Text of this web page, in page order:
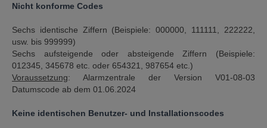
Nicht konforme Codes
Sechs identische Ziffern (Beispiele: 000000, 111111, 222222,
usw. bis 999999)
Sechs aufsteigende oder absteigende Ziffern (Beispiele:
012345, 345678 etc. oder 654321, 987654 etc.)
Voraussetzung: Alarmzentrale der Version V01-08-03
Datumscode ab dem 01.06.2024
Keine identischen Benutzer- und Installationscodes